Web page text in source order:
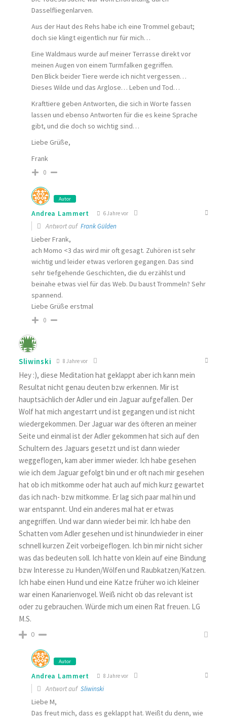
Dasselfliegenlarven.
Aus der Haut des Rehs habe ich eine Trommel gebaut;
doch sie klingt eigentlich nur für mich…
Eine Waldmaus wurde auf meiner Terrasse direkt vor
meinen Augen von einem Turmfalken gegriffen.
Den Blick beider Tiere werde ich nicht vergessen…
Dieses Wilde und das Arglose… Leben und Tod…
Krafttiere geben Antworten, die sich in Worte fassen
lassen und ebenso Antworten für die es keine Sprache
gibt, und die doch so wichtig sind…
Liebe Grüße,
Frank
0
Autor
Andrea Lammert 6 Jahre vor
Antwort auf Frank Gülden
Lieber Frank,
ach Momo <3 das wird mir oft gesagt. Zuhören ist sehr
wichtig und leider etwas verloren gegangen. Das sind
sehr tiefgehende Geschichten, die du erzählst und
beinahe etwas viel für das Web. Du baust Trommeln? Sehr
spannend.
Liebe Grüße erstmal
0
Sliwinski 8 Jahre vor
Hey :), diese Meditation hat geklappt aber ich kann mein
Resultat nicht genau deuten bzw erkennen. Mir ist
hauptsächlich der Adler und ein Jaguar aufgefallen. Der
Wolf hat mich angestarrt und ist gegangen und ist nicht
wiedergekommen. Der Jaguar war des öfteren an meiner
Seite und einmal ist der Adler gekommen hat sich auf den
Schultern des Jaguars gesetzt und ist dann wieder
weggeflogen, kam aber immer wieder. Ich habe gesehen
wie ich dem Jaguar gefolgt bin und er oft nach mir gesehen
hat ob ich mitkomme oder hat auch auf mich kurz gewartet
das ich nach- bzw mitkomme. Er lag sich paar mal hin und
war entspannt. Und ein anderes mal hat er etwas
angegriffen. Und war dann wieder bei mir. Ich habe den
Schatten vom Adler gesehen und ist hinundwieder in einer
schnell kurzen Zeit vorbeigeflogen. Ich bin mir nicht sicher
was das bedeuten soll. Ich hatte von klein auf eine Bindung
bzw Interesse zu Hunden/Wölfen und Raubkatzen/Katzen.
Ich habe einen Hund und eine Katze früher wo ich kleiner
war einen Kanarienvogel. Weiß nicht ob das relevant ist
oder zu gebrauchen. Würde mich um einen Rat freuen. LG
M.S.
0
Autor
Andrea Lammert 8 Jahre vor
Antwort auf Sliwinski
Liebe M,
Das freut mich, dass es geklappt hat. Weißt du denn, wie